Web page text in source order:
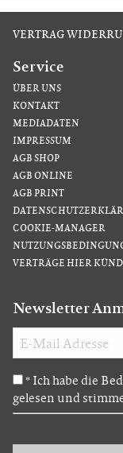
VERTRAG
Service
ÜBER UNS
KONTAKT
MEDIADATEN
IMPRESSUM
AGB SHOP
AGB ONLINE
AGB PRINT
COOKIE-MANAGER
VERTRÄGE HIER
Newsletter
* Ich habe die
gelesen und